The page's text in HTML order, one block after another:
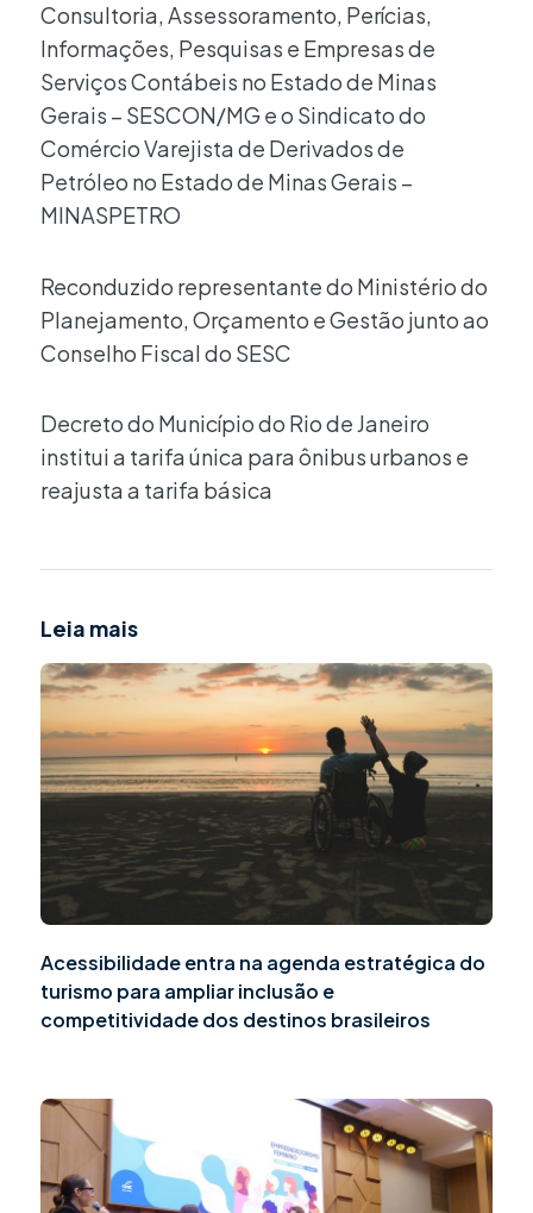
Consultoria, Assessoramento, Perícias,
Informações, Pesquisas e Empresas de
Serviços Contábeis no Estado de Minas
Gerais – SESCON/MG e o Sindicato do
Comércio Varejista de Derivados de
Petróleo no Estado de Minas Gerais –
MINASPETRO
Reconduzido representante do Ministério do
Planejamento, Orçamento e Gestão junto ao
Conselho Fiscal do SESC
Decreto do Município do Rio de Janeiro
institui a tarifa única para ônibus urbanos e
reajusta a tarifa básica
Leia mais
Acessibilidade entra na agenda estratégica do
turismo para ampliar inclusão e
competitividade dos destinos brasileiros